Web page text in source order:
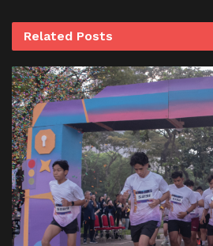
Related Posts